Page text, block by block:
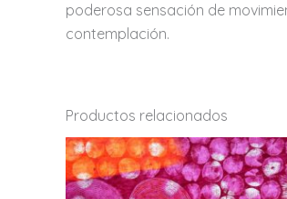
poderosa sensación de
contemplación.
Productos relacionados